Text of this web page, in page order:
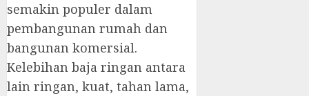
semakin populer dalam
pembangunan rumah dan
bangunan komersial.
Kelebihan baja ringan antara
lain ringan, kuat, tahan lama,